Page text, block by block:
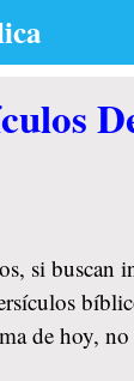
si buscan
de hoy,